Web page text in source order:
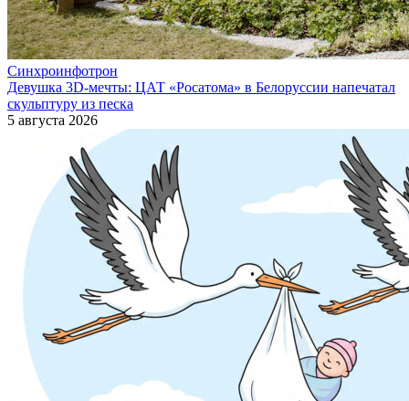
Синхроинфотрон
Девушка 3D-мечты: ЦАТ «Росатома» в Белоруссии напечатал
скульптуру из песка
5 августа 2026